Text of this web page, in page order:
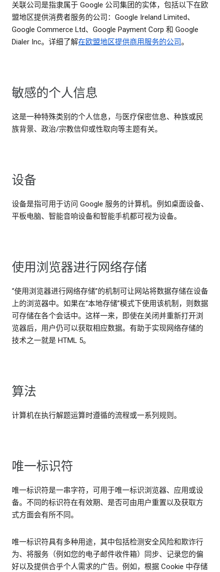
关联公司是指隶属于 Google 公司集团的实体，包括以下在欧
盟地区提供消费者服务的公司：Google Ireland Limited、
Google Commerce Ltd、Google Payment Corp 和 Google
Dialer Inc。详细了解在欧盟地区提供商用服务的公司。
敏感的个人信息
这是一种特殊类别的个人信息，与医疗保密信息、种族或民
族背景、政治/宗教信仰或性取向等主题有关。
设备
设备是指可用于访问 Google 服务的计算机。例如桌面设备、
平板电脑、智能音响设备和智能手机都可视为设备。
使用浏览器进行网络存储
“使用浏览器进行网络存储”的机制可让网站将数据存储在设备
上的浏览器中。如果在“本地存储”模式下使用该机制，则数据
可存储在各个会话中。这样一来，即使在关闭并重新打开浏
览器后，用户仍可以获取相应数据。有助于实现网络存储的
技术之一就是 HTML 5。
算法
计算机在执行解题运算时遵循的流程或一系列规则。
唯一标识符
唯一标识符是一串字符，可用于唯一标识浏览器、应用或设
备。不同的标识符在有效期、是否可由用户重置以及获取方
式方面会有所不同。
唯一标识符具有多种用途，其中包括检测安全风险和欺诈行
为、将服务（例如您的电子邮件收件箱）同步、记录您的偏
好以及提供合乎个人需求的广告。例如，根据 Cookie 中存储